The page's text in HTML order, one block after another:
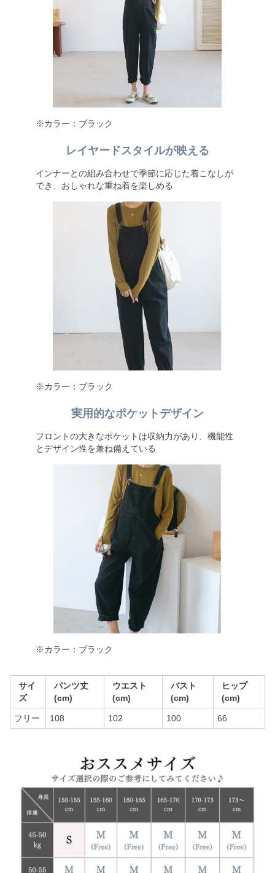
※カラー：ブラック
レイヤードスタイルが映える
インナーとの組み合わせで季節に応じた着こなしが
でき、おしゃれな重ね着を楽しめる
※カラー：ブラック
実用的なポケットデザイン
フロントの大きなポケットは収納力があり、機能性
とデザイン性を兼ね備えている
※カラー：ブラック
サイ
ズ
パンツ丈
(cm)
ウエスト
(cm)
バスト
(cm)
ヒップ
(cm)
フリー 108 102 100 66